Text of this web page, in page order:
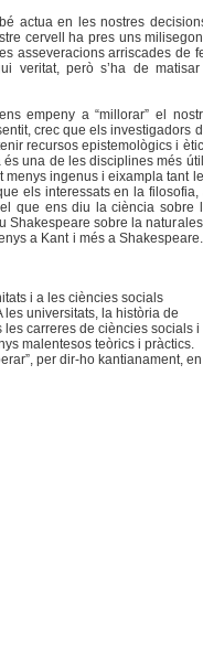
actua en les nostres
cervell ha pres uns
asseveracions arriscades de
veritat, però s’ha de
empeny a “millorar” el
crec que els investigadors
recursos epistemològics i
una de les disciplines més
menys ingenus i eixampla tant
els interessats en la filosofia,
que ens diu la ciència sobre
Shakespeare sobre la
a Kant i més a
i a les ciències socials
universitats, la història de
carreres de ciències socials i
malentesos teòrics i pràctics.
per dir-ho kantianament, en